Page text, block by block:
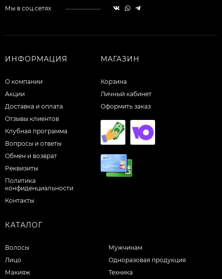
Мы в соц.сетях
ИНФОРМАЦИЯ
О компании
Акции
Доставка и оплата
Отзывы клиентов
Клубная программа
Вопросы и ответы
Обмен и возврат
Реквизиты
Политика
конфиденциальности
Контакты
МАГАЗИН
Корзина
Личный кабинет
Оформить заказ
КАТАЛОГ
Волосы
Лицо
Макияж
Мужчинам
Одноразовая продукция
Техника